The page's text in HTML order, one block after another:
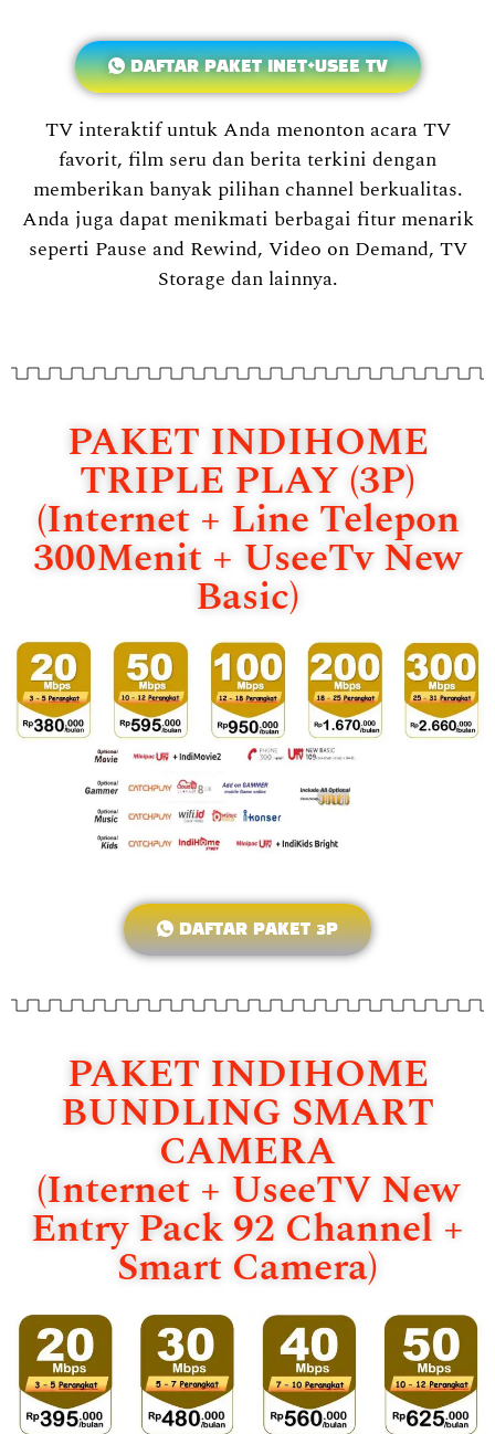
DAFTAR PAKET INET+USEE TV
TV interaktif untuk Anda menonton acara TV
favorit, film seru dan berita terkini dengan
memberikan banyak pilihan channel berkualitas.
Anda juga dapat menikmati berbagai fitur menarik
seperti Pause and Rewind, Video on Demand, TV
Storage dan lainnya.
PAKET INDIHOME
TRIPLE PLAY (3P)
(Internet + Line Telepon
300Menit + UseeTv New
Basic)
DAFTAR PAKET 3P
PAKET INDIHOME
BUNDLING SMART
CAMERA
(Internet + UseeTV New
Entry Pack 92 Channel +
Smart Camera)